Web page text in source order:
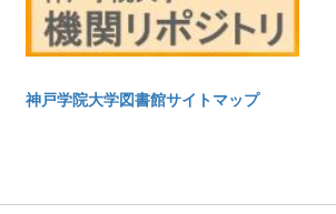
神戸学院大学図書館サイトマップ